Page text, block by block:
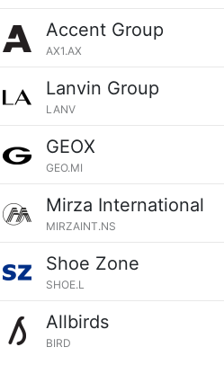
Accent Group
AX1.AX
Lanvin Group
LANV
GEOX
GEO.MI
Mirza International
MIRZAINT.NS
Shoe Zone
SHOE.L
Allbirds
BIRD